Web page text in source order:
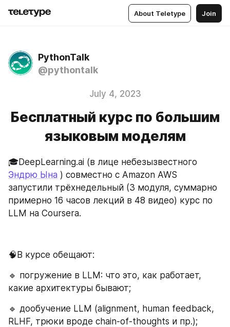
About Teletype Join
PythonTalk
@pythontalk
July 4, 2023
Бесплатный курс по большим
языковым моделям
Эндрю Ына ) совместно с Amazon AWS
запустили трёхнедельный (3 модуля, суммарно
примерно 16 часов лекций в 48 видео) курс по
LLM на Coursera.
🧠В курсе обещают:
🔹 погружение в LLM: что это, как работает,
какие архитектуры бывают;
🔹 дообучение LLM (alignment, human feedback,
RLHF, трюки вроде chain-of-thoughts и пр.);